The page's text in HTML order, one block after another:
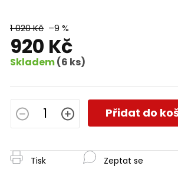
1 020 Kč –9 %
920 Kč
Skladem(6 ks)
Měrná
cena:
Přidat do
Tisk Zeptat se